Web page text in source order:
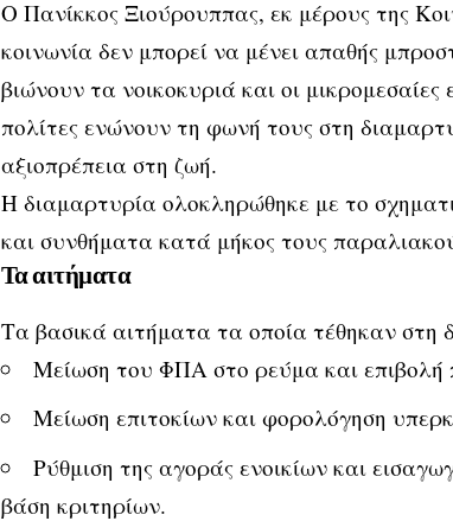
Ο Πανίκκος Ξιούρουππας, εκ μέρους της
κοινωνία δεν μπορεί να μένει απαθής
βιώνουν τα νοικοκυριά και οι μικρομεσαίες
πολίτες ενώνουν τη φωνή τους στη
αξιοπρέπεια στη ζωή.
Η διαμαρτυρία ολοκληρώθηκε με το
και συνθήματα κατά μήκος τους
Τα αιτήματα
Τα βασικά αιτήματα τα οποία τέθηκαν στη
Μείωση του ΦΠΑ στο ρεύμα και επιβολή
Μείωση επιτοκίων και φορολόγηση
Ρύθμιση της αγοράς ενοικίων και
βάση κριτηρίων.